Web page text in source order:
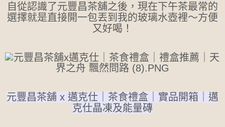
自從認識了元豐昌茶舖之後，現在下午茶最常的
選擇就是直接開一包丟到我的玻璃水壺裡～方便
又好喝！
元豐昌茶舖 x 邁克仕｜茶食禮盒｜實品開箱｜邁
克仕晶凍及能量磚